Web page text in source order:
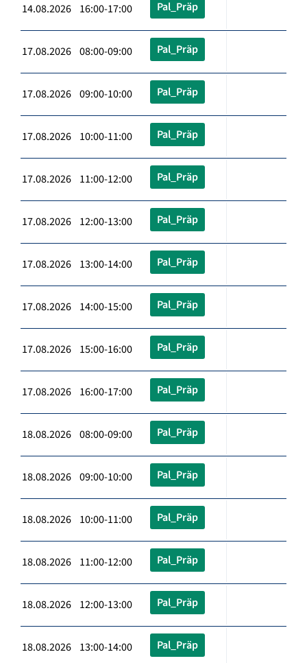
14.08.2026 16:00-17:00 Pal_Präp
17.08.2026 08:00-09:00 Pal_Präp
17.08.2026 09:00-10:00 Pal_Präp
17.08.2026 10:00-11:00 Pal_Präp
17.08.2026 11:00-12:00 Pal_Präp
17.08.2026 12:00-13:00 Pal_Präp
17.08.2026 13:00-14:00 Pal_Präp
17.08.2026 14:00-15:00 Pal_Präp
17.08.2026 15:00-16:00 Pal_Präp
17.08.2026 16:00-17:00 Pal_Präp
18.08.2026 08:00-09:00 Pal_Präp
18.08.2026 09:00-10:00 Pal_Präp
18.08.2026 10:00-11:00 Pal_Präp
18.08.2026 11:00-12:00 Pal_Präp
18.08.2026 12:00-13:00 Pal_Präp
18.08.2026 13:00-14:00 Pal_Präp